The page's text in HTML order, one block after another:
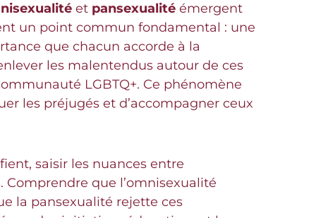
et pansexualité émergent
un point commun fondamental : une
que chacun accorde à la
les malentendus autour de ces
LGBTQ+. Ce phénomène
les préjugés et d’accompagner ceux
saisir les nuances entre
que l’omnisexualité
la pansexualité rejette ces